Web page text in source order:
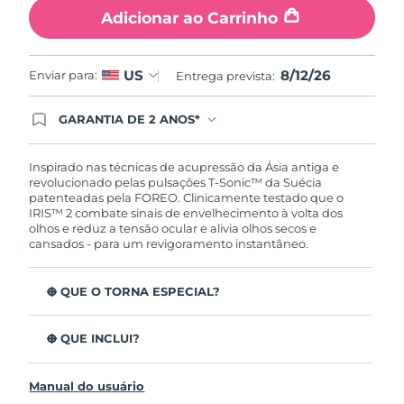
Adicionar ao Carrinho
Enviar para: US Entrega prevista: 8/12/26
GARANTIA DE 2 ANOS*
significa que se você tiver qualquer problema até
2 anos após a compra, a FOREO substituirá seu
produto gratuitamente.*exceto pelo Luna FOFO
e Luna Play plus cuja garantia é de 90 dias.
Inspirado nas técnicas de acupressão da Ásia antiga e
revolucionado pelas pulsações T-Sonic™ da Suécia
patenteadas pela FOREO. Clinicamente testado que o
IRIS™ 2 combate sinais de envelhecimento à volta dos
olhos e reduz a tensão ocular e alivia olhos secos e
cansados - para um revigoramento instantâneo.
O QUE O TORNA ESPECIAL?
olhos seguro e eficaz.
3,5x mais eficaz na redução de papos*
Reduz as olheiras em 70%* e os pés de galinha e as
O QUE INCLUI?
Cabo de carregamento USB
Manual do usuário
Tailândia Entrega prevista 8/15/26
Turquia Entrega prevista8/12/26
Emirados Árabes
Unidos
Estados Unidos Entrega prevista8/12/26
Uzbequistão Entrega prevista
Vietnã